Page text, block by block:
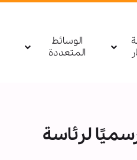
الوسائط
المتعددة
لرئاسة